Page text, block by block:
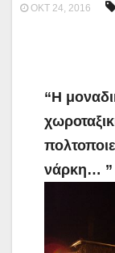
ΟΚΤ 24, 2016
“Η
νάρκη… ”